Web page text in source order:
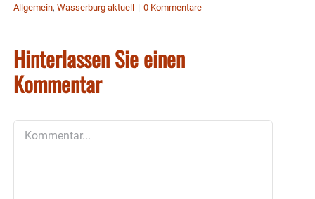
Allgemein, Wasserburg aktuell | 0 Kommentare
Hinterlassen Sie einen
Kommentar